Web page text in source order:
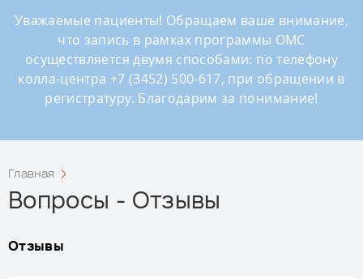
Уважаемые пациенты! Обращаем ваше внимание,
что запись в рамках программы ОМС
осуществляется двумя способами: по телефону
колла-центра +7 (3452) 500-617, при обращении в
регистратуру. Благодарим за понимание!
Главная
Вопросы - Отзывы
Отзывы